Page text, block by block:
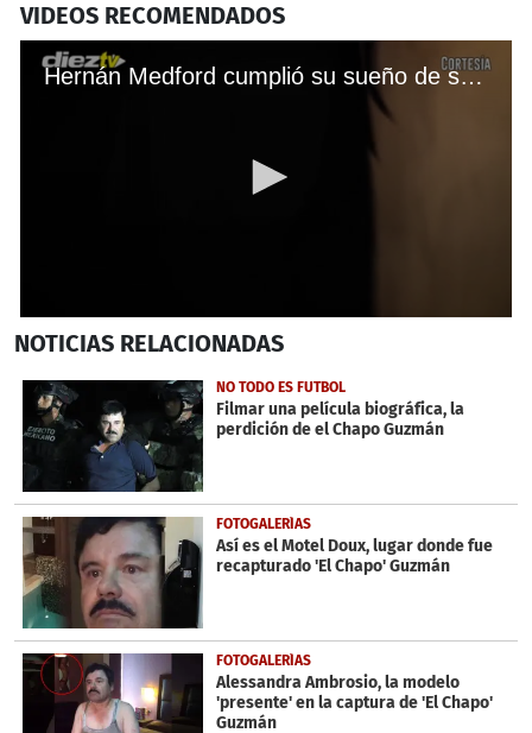
VIDEOS RECOMENDADOS
Hernán Medford cumplió su sueño de ser actor en Costa Rica
seconds
6
minutes,
seconds
NOTICIAS RELACIONADAS
NO TODO ES FUTBOL
Filmar una película biográfica, la
perdición de el Chapo Guzmán
FOTOGALERÍAS
Así es el Motel Doux, lugar donde fue
recapturado 'El Chapo' Guzmán
FOTOGALERÍAS
Alessandra Ambrosio, la modelo
'presente' en la captura de 'El Chapo'
Guzmán